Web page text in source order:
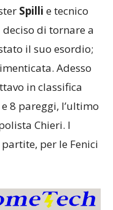
Spilli e tecnico
deciso di tornare a
il suo esordio;
Adesso
in classifica
8 pareggi, l’ultimo
Chieri. I
per le Fenici